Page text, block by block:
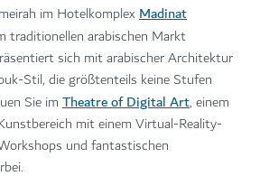
im HotelkomplexMadinat
traditionellen arabischen Markt
sich mit arabischer Architektur
Stil, die größtenteils keine Stufen
Sie im Theatre of Digital Art, einem
mit einem Virtual-Reality-
und fantastischen